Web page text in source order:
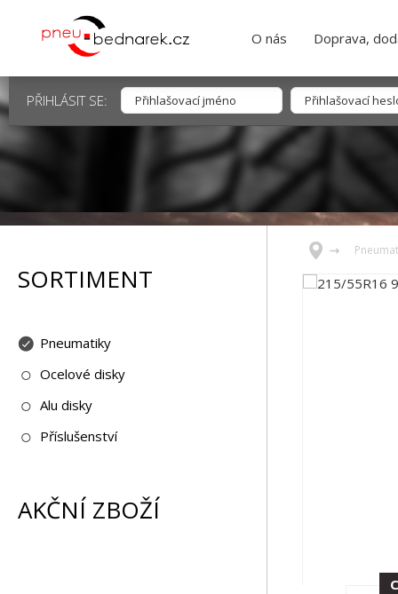
O nás Doprava,
PŘIHLÁSIT SE:
SORTIMENT
Pneumatiky
Ocelové disky
Alu disky
Příslušenství
AKČNÍ ZBOŽÍ
C